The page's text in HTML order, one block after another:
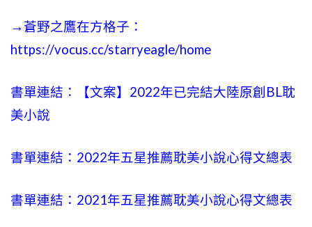
→蒼野之鷹在方格子：
https://vocus.cc/starryeagle/home
書單連結：【文案】2022年已完結大陸原創BL耽
美小說
書單連結：2022年五星推薦耽美小說心得文總表
書單連結：2021年五星推薦耽美小說心得文總表